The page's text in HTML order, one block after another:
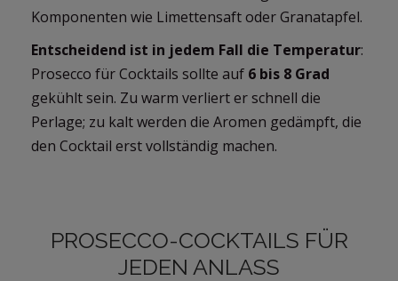
Komponenten wie Limettensaft oder Granatapfel.
Entscheidend ist in jedem Fall die Temperatur:
Prosecco für Cocktails sollte auf 6 bis 8 Grad
gekühlt sein. Zu warm verliert er schnell die
Perlage; zu kalt werden die Aromen gedämpft, die
den Cocktail erst vollständig machen.
PROSECCO-COCKTAILS FÜR
JEDEN ANLASS